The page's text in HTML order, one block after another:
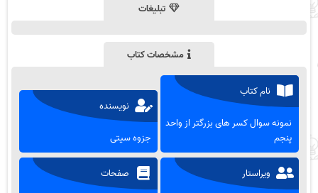
تبلیغات
مشخصات کتاب
نام کتاب
نمونه سوال کسر های بزرگتر از واحد
پنجم
نویسنده
جزوه سیتی
ویراستار صفحات